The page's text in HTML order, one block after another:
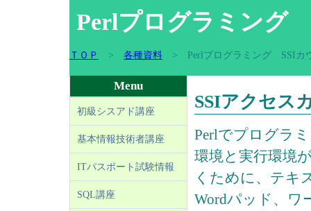
Perlプログラミング
ＴＯＰ > 各種資料 > Perlプログラミング SSIカ
Menu
初級シスアド講座
基本情報技術者講座
ITパスポート試験情報
SQL講座
SSIアクセス
Perlでプログラ
環境と実行環境
くために、テキ
Wordパッド、ワ